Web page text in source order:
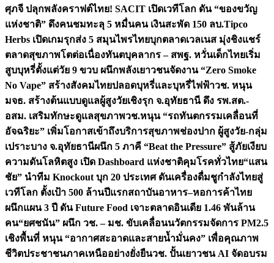
ศุภจี ปลุกพลังคราฟต์ไทย! SACIT เปิดเวทีโลก ดัน “ของขวัญ
แห่งชาติ” ดึงคนชมทะลุ 5 หมื่นคน เงินสะพัด 150 ลบ.Tipco
Herbs เปิดเกมรุกส่ง 5 สมุนไพรไทยบุกตลาดเวลเนส มุ่งชิงแชร์
ตลาดสุขภาพโตต่อเนื่องทันตบุคลากร – สพฐ. หวั่นเด็กไทยเริ่ม
สูบบุหรี่ตั้งแต่วัย 9 ขวบ ผนึกพลังเยาวชนจัดงาน “Zero Smoke
No Vape” สร้างสังคมไทยปลอดบุหรี่และบุหรี่ไฟฟ้าวช. หนุน
มจธ. สร้างต้นแบบดูแลผู้สูงวัยเชิงรุก จ.อุทัยธานี ดึง รพ.สต.-
อสม. เสริมทักษะดูแลสุขภาพวช.หนุน “รถทันตกรรมเคลื่อนที่
อัจฉริยะ” เพิ่มโอกาสเข้าถึงบริการสุขภาพช่องปาก ผู้สูงวัย-กลุ่ม
เปราะบาง จ.อุทัยธานีผนึก 5 ภาคี “Beat the Pressure” สู้ภัยเงียบ
ความดันโลหิตสูง เปิด Dashboard แห่งชาติคุมโรคทั่วไทย“แสน
ชัย” นำทีม Knockout บุก 20 ประเทศ ดันเครื่องดื่มชูกำลังไทยสู่
เวทีโลก ตั้งเป้า 500 ล้านปีแรกสถาบันอาหาร–หอการค้าไทย
ผนึกแผน 3 ปี ดัน Future Food เจาะตลาดอินเดีย 1.46 พันล้าน
คน“ยศชนัน” ผนึก วช. – มช. ขับเคลื่อนนวัตกรรมจัดการ PM2.5
เชิงพื้นที่ หนุน “อากาศสะอาดและสายน้ำมั่นคง” เพื่อคุณภาพ
ชีวิตประชาชนภาคเหนืออย่างยั่งยืนวช. ปั้นเยาวชน AI จัดอบรม